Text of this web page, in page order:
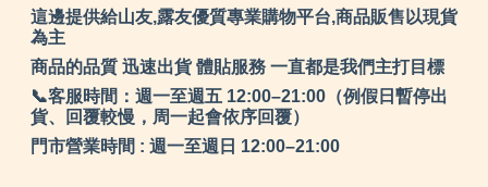
這邊提供給山友,露友優質專業購物平台,商品販售以現貨
為主
商品的品質 迅速出貨 體貼服務 一直都是我們主打目標
📞客服時間：週一至週五 12:00–21:00（例假日暫停出
貨、回覆較慢，周一起會依序回覆）
門市營業時間 : 週一至週日 12:00–21:00